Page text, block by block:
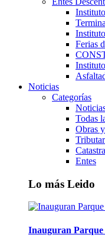
Ferias
Noticias
Categorías
Todas
Obras
Entes
Lo más Leido
Inauguran Parque